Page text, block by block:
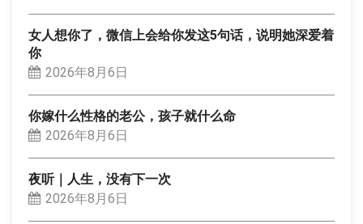
女人想你了，微信上会给你发这5句话，说明她深爱着
你
2026年8月6日
你嫁什么性格的老公，孩子就什么命
2026年8月6日
夜听｜人生，没有下一次
2026年8月6日